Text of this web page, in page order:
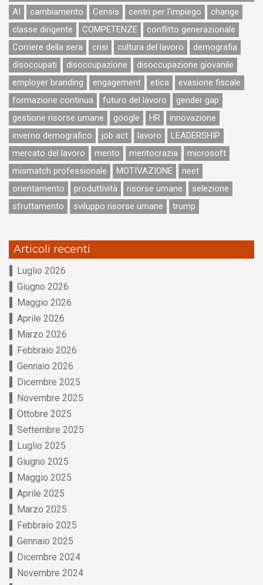
AI
cambiamento Censis centri per l'impiego
change
classe dirigente
COMPETENZE
conflitto generazionale
Corriere della sera
crisi cultura del lavoro
demografia
disoccupati
disoccupazione
disoccupazione giovanile
employer branding
engagement etica
evasione fiscale
formazione continua
futuro del lavoro
gender gap
gestione risorse umane
google HR
innovazione
inverno demografico
job act lavoro
LEADERSHIP
mercato del lavoro
merito meritocrazia
microsoft
mismatch professionale
MOTIVAZIONE
neet
orientamento
produttività risorse umane
selezione
sfruttamento
sviluppo risorse umane trump
Articoli recenti
Luglio 2026
Giugno 2026
Maggio 2026
Aprile 2026
Marzo 2026
Febbraio 2026
Gennaio 2026
Dicembre 2025
Novembre 2025
Ottobre 2025
Settembre 2025
Luglio 2025
Giugno 2025
Maggio 2025
Aprile 2025
Marzo 2025
Febbraio 2025
Gennaio 2025
Dicembre 2024
Novembre 2024